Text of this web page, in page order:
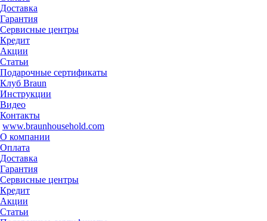
Доставка
Гарантия
Сервисные центры
Кредит
Акции
Статьи
Подарочные сертификаты
Клуб Braun
Инструкции
Видео
Контакты
www.braunhousehold.com
О компании
Оплата
Доставка
Гарантия
Сервисные центры
Кредит
Акции
Статьи